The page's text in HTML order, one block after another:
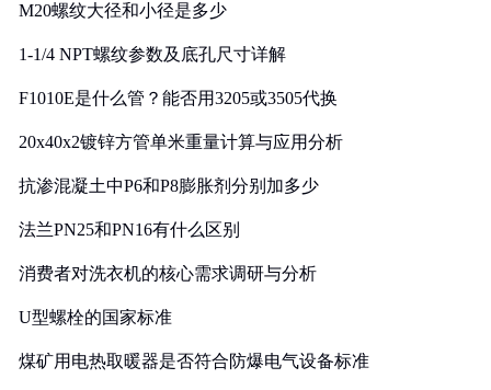
M20螺纹大径和小径是多少
1-1/4 NPT螺纹参数及底孔尺寸详解
F1010E是什么管？能否用3205或3505代换
20x40x2镀锌方管单米重量计算与应用分析
抗渗混凝土中P6和P8膨胀剂分别加多少
法兰PN25和PN16有什么区别
消费者对洗衣机的核心需求调研与分析
U型螺栓的国家标准
煤矿用电热取暖器是否符合防爆电气设备标准